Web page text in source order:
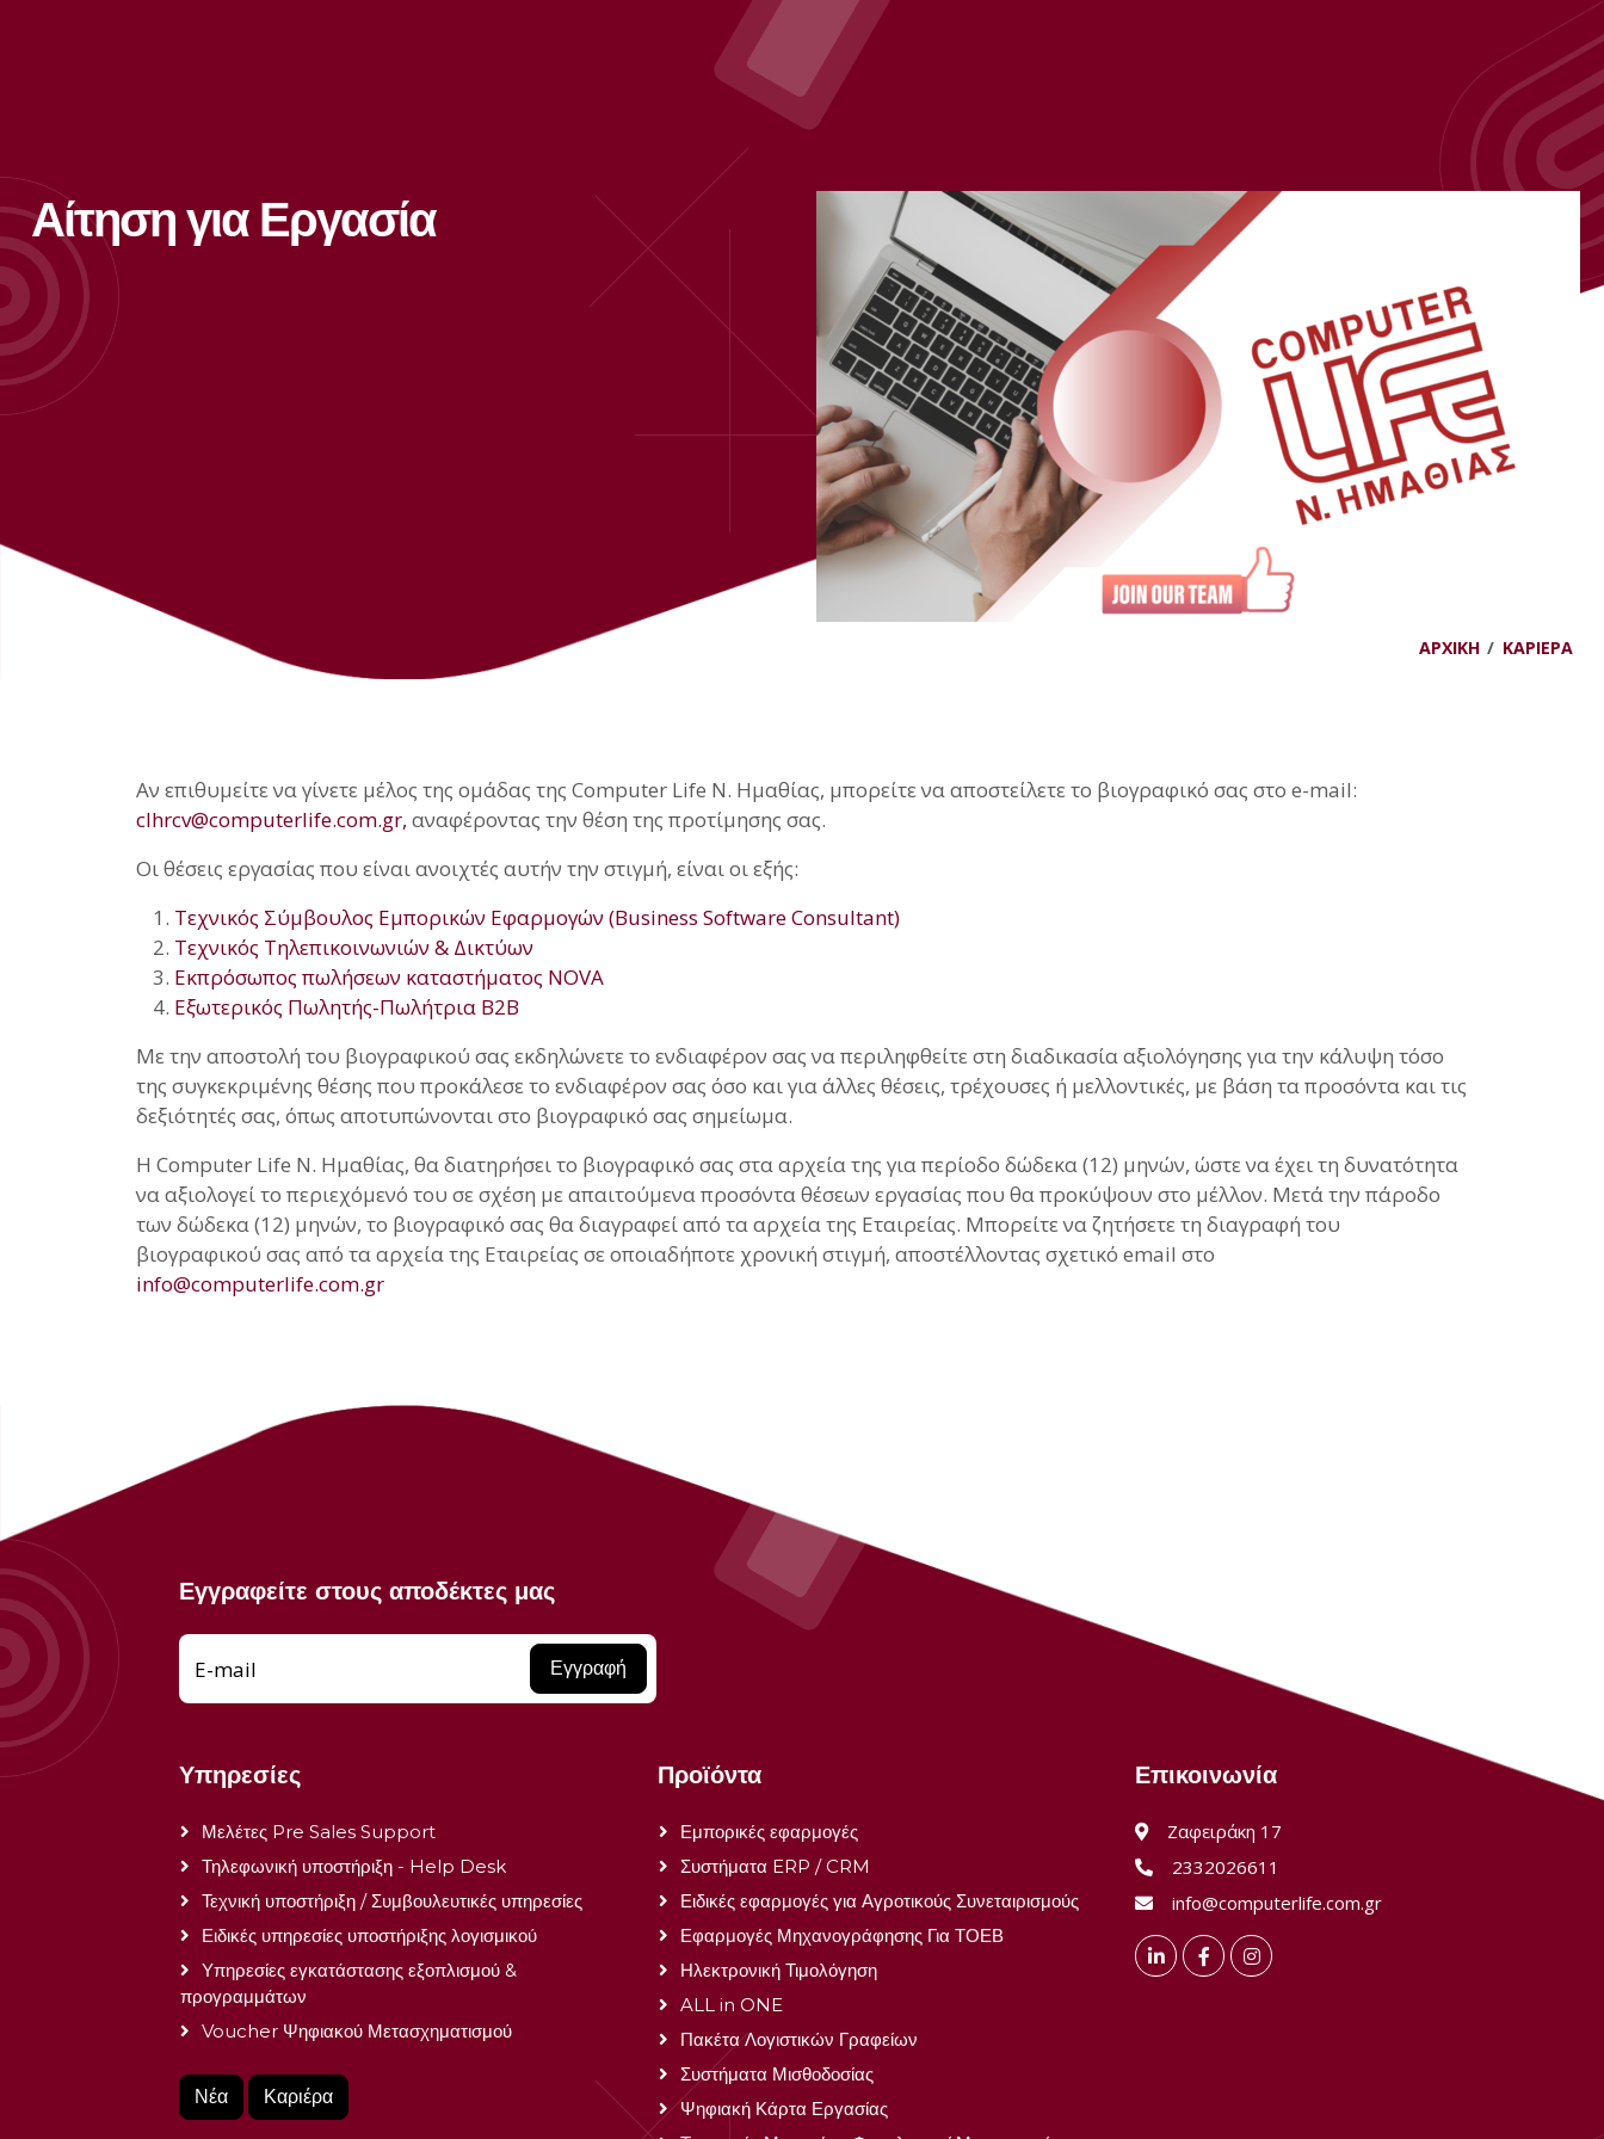
Αίτηση για Εργασία
ΑΡΧΙΚΉ ΚΑΡΙΈΡΑ
Αν επιθυμείτε να γίνετε μέλος της ομάδας της Computer Life Ν. Ημαθίας, μπορείτε να αποστείλετε το βιογραφικό σας στο e-mail:
clhrcv@computerlife.com.gr, αναφέροντας την θέση της προτίμησης σας.
Οι θέσεις εργασίας που είναι ανοιχτές αυτήν την στιγμή, είναι οι εξής:
Τεχνικός Σύμβουλος Εμπορικών Εφαρμογών (Business Software Consultant)
Τεχνικός Τηλεπικοινωνιών & Δικτύων
Εκπρόσωπος πωλήσεων καταστήματος NOVA
Εξωτερικός Πωλητής-Πωλήτρια B2B
Με την αποστολή του βιογραφικού σας εκδηλώνετε το ενδιαφέρον σας να περιληφθείτε στη διαδικασία αξιολόγησης για την κάλυψη τόσο
της συγκεκριμένης θέσης που προκάλεσε το ενδιαφέρον σας όσο και για άλλες θέσεις, τρέχουσες ή μελλοντικές, με βάση τα προσόντα και τις
δεξιότητές σας, όπως αποτυπώνονται στο βιογραφικό σας σημείωμα.
Η Computer Life Ν. Ημαθίας, θα διατηρήσει το βιογραφικό σας στα αρχεία της για περίοδο δώδεκα (12) μηνών, ώστε να έχει τη δυνατότητα
να αξιολογεί το περιεχόμενό του σε σχέση με απαιτούμενα προσόντα θέσεων εργασίας που θα προκύψουν στο μέλλον. Μετά την πάροδο
των δώδεκα (12) μηνών, το βιογραφικό σας θα διαγραφεί από τα αρχεία της Εταιρείας. Μπορείτε να ζητήσετε τη διαγραφή του
βιογραφικού σας από τα αρχεία της Εταιρείας σε οποιαδήποτε χρονική στιγμή, αποστέλλοντας σχετικό email στο
info@computerlife.com.gr
Εγγραφείτε στους αποδέκτες μας
Εγγραφή
E-mail
Υπηρεσίες
Μελέτες Pre Sales Support
Τηλεφωνική υποστήριξη - Help Desk
Τεχνική υποστήριξη / Συμβουλευτικές υπηρεσίες
Ειδικές υπηρεσίες υποστήριξης λογισμικού
Υπηρεσίες εγκατάστασης εξοπλισμού &
προγραμμάτων
Voucher Ψηφιακού Μετασχηματισμού
Νέα Καριέρα
Προϊόντα
Εμπορικές εφαρμογές
Συστήματα ERP / CRM
Ειδικές εφαρμογές για Αγροτικούς Συνεταιρισμούς
Εφαρμογές Μηχανογράφησης Για ΤΟΕΒ
Ηλεκτρονική Τιμολόγηση
ALL in ONE
Πακέτα Λογιστικών Γραφείων
Συστήματα Μισθοδοσίας
Ψηφιακή Κάρτα Εργασίας
Επικοινωνία
Ζαφειράκη 17
2332026611
info@computerlife.com.gr
LinkedInFacebookInstagram